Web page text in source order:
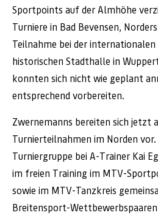
Sportpoints auf der Almhöhe
Turniere in Bad Bevensen,
Teilnahme bei der internationalen
historischen Stadthalle in
konnten sich nicht wie geplant
entsprechend vorbereiten.
Zwernemanns bereiten sich jetzt
Turnierteilnahmen im Norden
Turniergruppe bei A-Trainer Kai
im freien Training im MTV-
sowie im MTV-Tanzkreis
Breitensport-Wettbewerbspaaren